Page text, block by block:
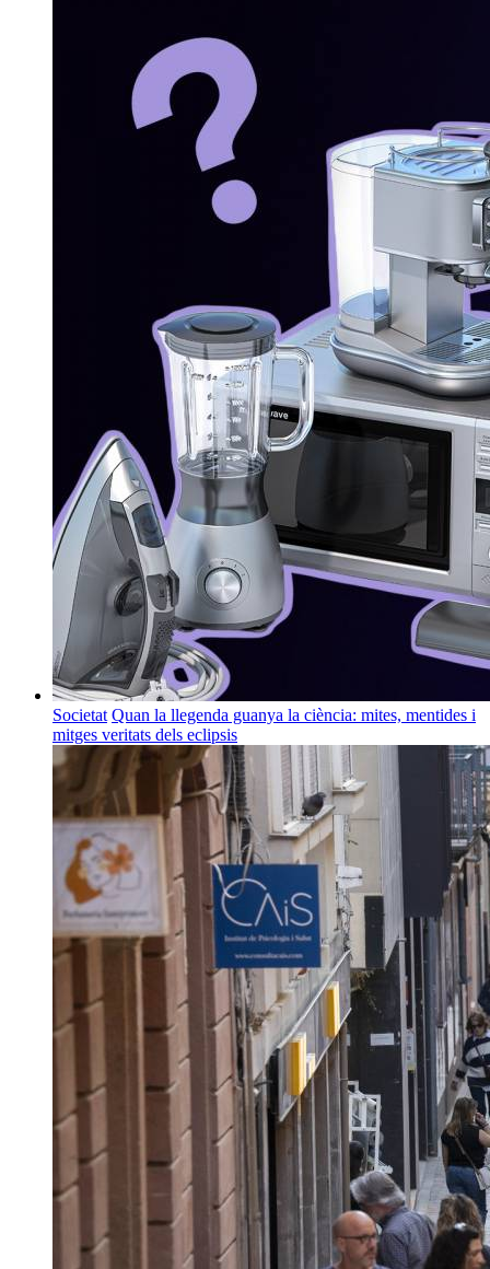
Societat Quan la llegenda guanya la ciència: mites, mentides i
mitges veritats dels eclipsis